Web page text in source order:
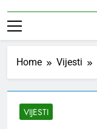
Home Vijesti
VIJESTI